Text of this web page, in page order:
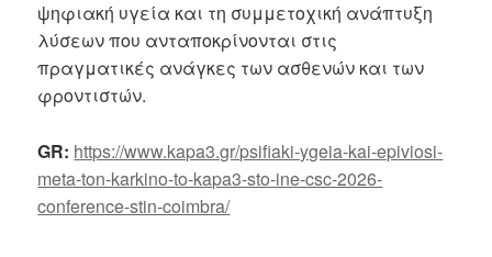
ψηφιακή υγεία και τη συμμετοχική ανάπτυξη
λύσεων που ανταποκρίνονται στις
πραγματικές ανάγκες των ασθενών και των
φροντιστών.
GR: https://www.kapa3.gr/psifiaki-ygeia-kai-epiviosi-
meta-ton-karkino-to-kapa3-sto-ine-csc-2026-
conference-stin-coimbra/